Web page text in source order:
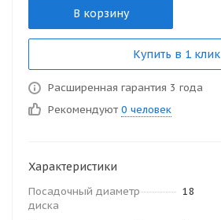
В корзину
Купить в 1 клик
Расширенная гарантия 3 года
Рекомендуют 0 человек
Характеристики
Посадочный диаметр
диска
18